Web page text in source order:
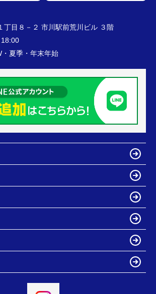
丁目８－２ 市川駅前荒川ビル ３階
・夏季・年末年始